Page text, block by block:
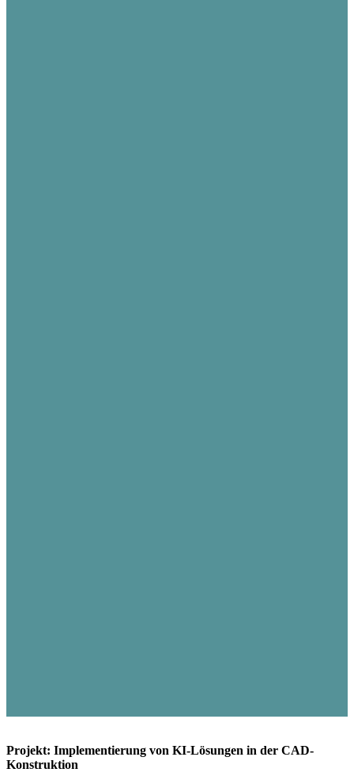
Projekt: Implementierung von KI-Lösungen in der CAD-
Konstruktion